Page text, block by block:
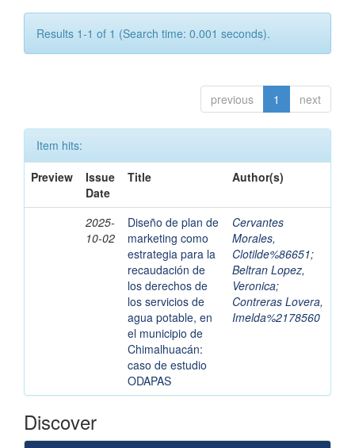
Results 1-1 of 1 (Search time: 0.001 seconds).
previous 1 next
Item hits:
Preview
Issue
Date
Title Author(s)
2025-
10-02
Diseño de plan de
marketing como
estrategia para la
recaudación de
los derechos de
los servicios de
agua potable, en
el municipio de
Chimalhuacán:
caso de estudio
ODAPAS
Cervantes
Morales,
Clotilde%86651;
Beltran Lopez,
Veronica;
Contreras Lovera,
Imelda%2178560
Discover